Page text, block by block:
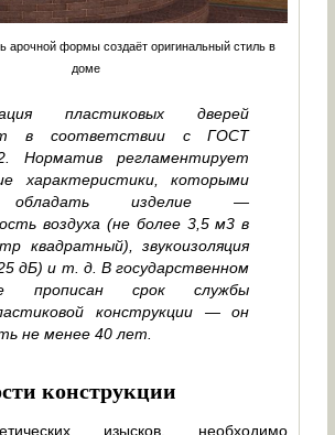
арочной формы создаёт оригинальный стиль в
доме
пластиковых дверей
в соответствии с ГОСТ
Норматив регламентирует
характеристики, которыми
обладать изделие —
воздуха (не более 3,5 м3 в
квадратный), звукоизоляция
дБ) и т. д. В государственном
прописан срок службы
конструкции — он
не менее 40 лет.
конструкции
изысков, необходимо